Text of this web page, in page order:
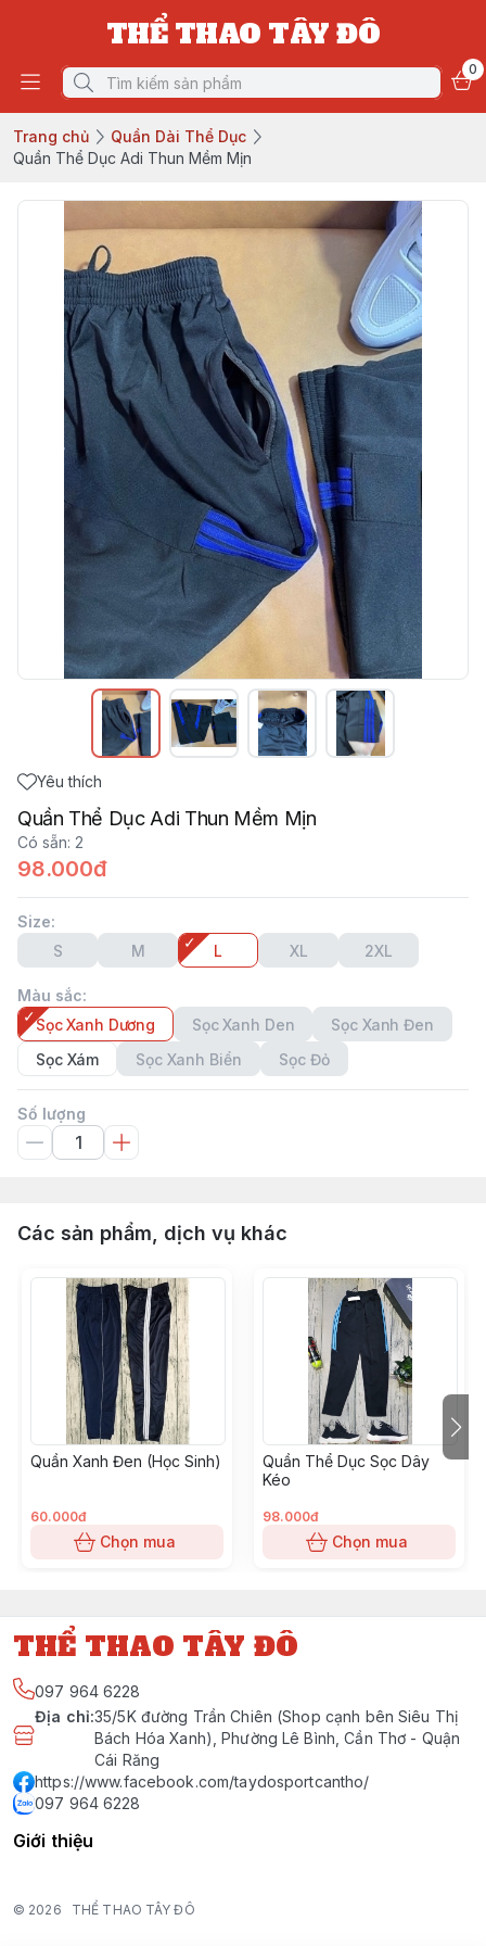
THỂ THAO TÂY ĐÔ
0
Trang chủ
Quần Dài Thể Dục
Quần Thể Dục Adi Thun Mềm Mịn
Yêu thích
Quần Thể Dục Adi Thun Mềm Mịn
Có sẵn: 2
98.000đ
Size:
S
M L XL 2XL
Màu sắc:
Sọc Xanh Dương
Sọc Xanh Den
Sọc Xanh Đen
Sọc Xám
Sọc Xanh Biển Sọc Đỏ
Số lượng
Các sản phẩm, dịch vụ khác
Quần Xanh Đen (Học Sinh)
60.000đ
Chọn mua
Quần Thể Dục Sọc Dây
Kéo
98.000đ
Chọn mua
THỂ THAO TÂY ĐÔ
097 964 6228
Địa chỉ:35/5K đường Trần Chiên (Shop cạnh bên Siêu Thị
Bách Hóa Xanh), Phường Lê Bình, Cần Thơ - Quận
Cái Răng
https://www.facebook.com/taydosportcantho/
097 964 6228
Giới thiệu
© 2026 THỂ THAO TÂY ĐÔ